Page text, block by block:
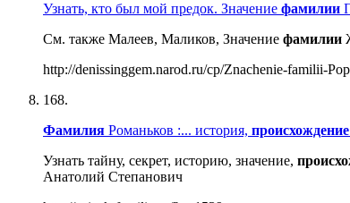
Узнать, кто был мой предок. Значение фамилии
См. также Малеев, Маликов, Значение фамилии
http://denissinggem.narod.ru/cp/Znachenie-familii-
168.
Фамилия Романьков :... история, происхождение
Узнать тайну, секрет, историю, значение,
Анатолий Степанович